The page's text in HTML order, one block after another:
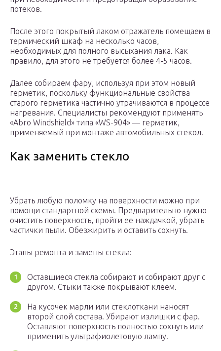
потеков.
После этого покрытый лаком отражатель помещаем в
термический шкаф на несколько часов,
необходимых для полного высыхания лака. Как
правило, для этого не требуется более 4-5 часов.
Далее собираем фару, используя при этом новый
герметик, поскольку функциональные свойства
старого герметика частично утрачиваются в процессе
нагревания. Специалисты рекомендуют применять
«Abro Windshield» типа «WS-904» — герметик,
применяемый при монтаже автомобильных стекол.
Как заменить стекло
Убрать любую поломку на поверхности можно при
помощи стандартной схемы. Предварительно нужно
очистить поверхность, пройти ее наждачкой, убрать
частички пыли. Обезжирить и оставить сохнуть.
Этапы ремонта и замены стекла:
Оставшиеся стекла собирают и собирают друг с
другом. Стыки также покрывают клеем.
На кусочек марли или стеклоткани наносят
второй слой состава. Убирают излишки с фар.
Оставляют поверхность полностью сохнуть или
применить ультрафиолетовую лампу.